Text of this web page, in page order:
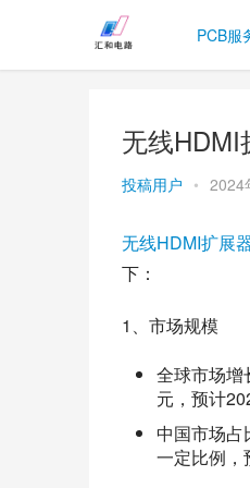
PCB服
无线HDMI
投稿用户 • 2024
无线HDMI扩展
下：
1、市场规模
全球市场增
元，预计
中国市场占
一定比例，